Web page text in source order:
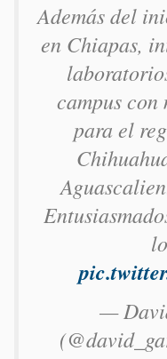
Además del
en Chiapas,
campus
para el
—